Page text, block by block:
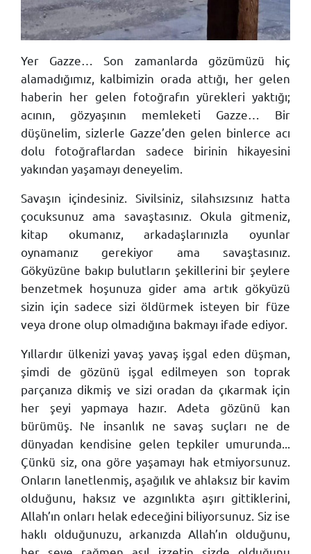
Yer Gazze… Son zamanlarda gözümüzü hiç
alamadığımız, kalbimizin orada attığı, her gelen
haberin her gelen fotoğrafın yürekleri yaktığı;
acının, gözyaşının memleketi Gazze… Bir
düşünelim, sizlerle Gazze’den gelen binlerce acı
dolu fotoğraflardan sadece birinin hikayesini
yakından yaşamayı deneyelim.
Savaşın içindesiniz. Sivilsiniz, silahsızsınız hatta
çocuksunuz ama savaştasınız. Okula gitmeniz,
kitap okumanız, arkadaşlarınızla oyunlar
oynamanız gerekiyor ama savaştasınız.
Gökyüzüne bakıp bulutların şekillerini bir şeylere
benzetmek hoşunuza gider ama artık gökyüzü
sizin için sadece sizi öldürmek isteyen bir füze
veya drone olup olmadığına bakmayı ifade ediyor.
Yıllardır ülkenizi yavaş yavaş işgal eden düşman,
şimdi de gözünü işgal edilmeyen son toprak
parçanıza dikmiş ve sizi oradan da çıkarmak için
her şeyi yapmaya hazır. Adeta gözünü kan
bürümüş. Ne insanlık ne savaş suçları ne de
dünyadan kendisine gelen tepkiler umurunda...
Çünkü siz, ona göre yaşamayı hak etmiyorsunuz.
Onların lanetlenmiş, aşağılık ve ahlaksız bir kavim
olduğunu, haksız ve azgınlıkta aşırı gittiklerini,
Allah’ın onları helak edeceğini biliyorsunuz. Siz ise
haklı olduğunuzu, arkanızda Allah’ın olduğunu,